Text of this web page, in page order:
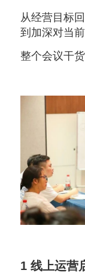
从经营目标
到加深对当
整个会议干
1 线上运营